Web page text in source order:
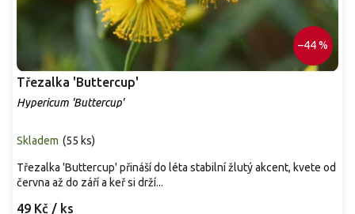
–44 %
Třezalka 'Buttercup'
Hypericum 'Buttercup'
Skladem (55 ks)
49 Kč / ks
Třezalka 'Buttercup' přináší do léta stabilní žlutý akcent, kvete od
června až do září a keř si drží...